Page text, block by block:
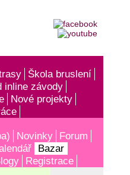
Škola bruslení
inline závody
Nové projekty
Novinky
Forum
Bazar
Registrace